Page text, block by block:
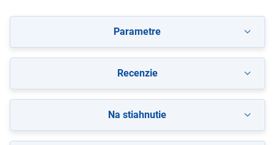
Parametre
Recenzie
Na stiahnutie